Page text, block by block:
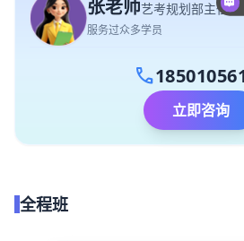
张老师艺考规划部主任
服务过众多学员
call
立即咨询
全程班